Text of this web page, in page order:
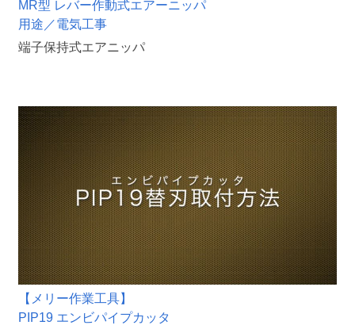
MR型 レバー作動式エアーニッパ
用途／電気工事
端子保持式エアニッパ
【メリー作業工具】
PIP19 エンビパイプカッタ